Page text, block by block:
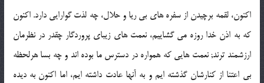
اکنون، لقمه برچیدن از سفره های بی ریا و حلال، چه لذت گوارایی دارد. اکنون
که به اذن خدا روزه می گشاییم، نعمت های زیبای پروردگار چقدر در نظرمان
ارزشمند ترند; نعمت هایی که همواره در دسترس ما بوده اند و چه بسا هرلحظه
بی اعتنا از کنارشان گذشته ایم و به آنها عادت داشته ایم، اما اکنون به دیده